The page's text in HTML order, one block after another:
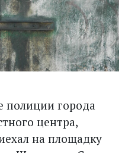
полиции города
центра,
на площадку